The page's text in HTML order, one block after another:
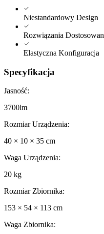
Niestandardowy Design
Rozwiązania
Elastyczna Konfiguracja
Specyfikacja
Jasność:
3700lm
Rozmiar Urządzenia:
40 × 10 × 35 cm
Waga Urządzenia:
20 kg
Rozmiar Zbiornika:
153 × 54 × 113 cm
Waga Zbiornika: